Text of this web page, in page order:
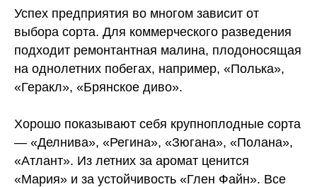
Успех предприятия во многом зависит от
выбора сорта. Для коммерческого разведения
подходит ремонтантная малина, плодоносящая
на однолетних побегах, например, «Полька»,
«Геракл», «Брянское диво».
Хорошо показывают себя крупноплодные сорта
— «Делнива», «Регина», «Зюгана», «Полана»,
«Атлант». Из летних за аромат ценится
«Мария» и за устойчивость «Глен Файн». Все